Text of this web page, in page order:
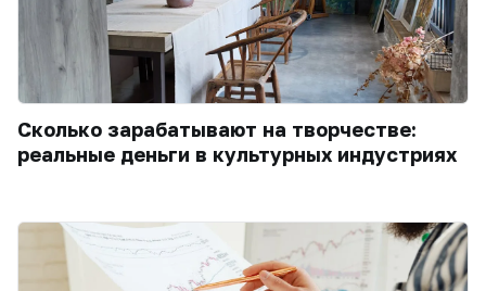
Сколько зарабатывают на творчестве:
реальные деньги в культурных индустриях